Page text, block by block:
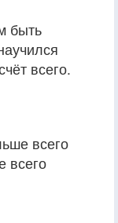
быть
всего.
всего
всего